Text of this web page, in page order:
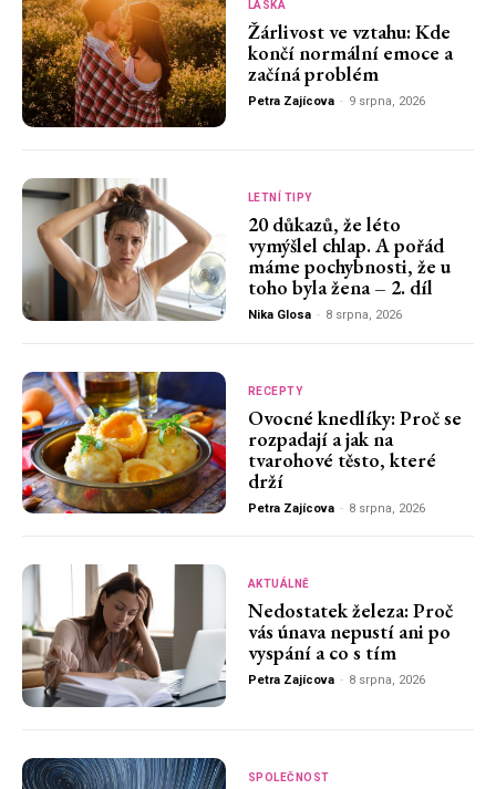
LÁSKA
Žárlivost ve vztahu: Kde
končí normální emoce a
začíná problém
Petra Zajícova - 9 srpna, 2026
LETNÍ TIPY
20 důkazů, že léto
vymýšlel chlap. A pořád
máme pochybnosti, že u
toho byla žena – 2. díl
Nika Glosa - 8 srpna, 2026
RECEPTY
Ovocné knedlíky: Proč se
rozpadají a jak na
tvarohové těsto, které
drží
Petra Zajícova - 8 srpna, 2026
AKTUÁLNĚ
Nedostatek železa: Proč
vás únava nepustí ani po
vyspání a co s tím
Petra Zajícova - 8 srpna, 2026
SPOLEČNOST